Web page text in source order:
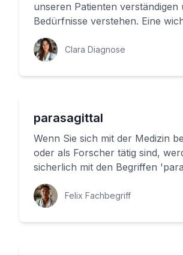
unseren Patienten verständigen
Bedürfnisse verstehen. Eine
Voraussetzung hierfür ist die ...
Clara Diagnose
parasagittal
Wenn Sie sich mit der Medizin
oder als Forscher tätig sind,
sicherlich mit den Begriffen
und 'Blickrichtung' ko...
Felix Fachbegriff